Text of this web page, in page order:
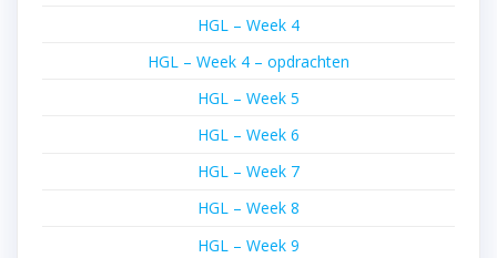
HGL – Week 4
HGL – Week 4 – opdrachten
HGL – Week 5
HGL – Week 6
HGL – Week 7
HGL – Week 8
HGL – Week 9